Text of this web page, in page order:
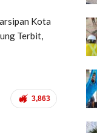
Kota
Terbit,
3,863